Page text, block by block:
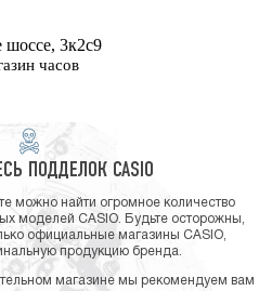
3к2с9
часов
ПОДДЕЛОК CASIO
можно найти огромное количество
моделей CASIO. Будьте осторожны,
официальные магазины CASIO,
продукцию бренда.
магазине мы рекомендуем вам